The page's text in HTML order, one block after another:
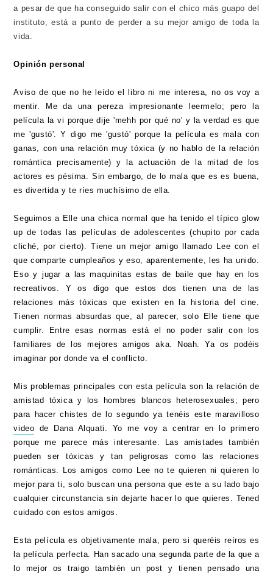
a pesar de que ha conseguido salir con el chico más guapo del
instituto, está a punto de perder a su mejor amigo de toda la
vida.
Opinión personal
Aviso de que no he leído el libro ni me interesa, no os voy a
mentir. Me da una pereza impresionante leermelo; pero la
película la vi porque dije 'mehh por qué no' y la verdad es que
me 'gustó'. Y digo me 'gustó' porque la película es mala con
ganas, con una relación muy tóxica (y no hablo de la relación
romántica precisamente) y la actuación de la mitad de los
actores es pésima. Sin embargo, de lo mala que es es buena,
es divertida y te ríes muchísimo de ella.
Seguimos a Elle una chica normal que ha tenido el típico glow
up de todas las películas de adolescentes (chupito por cada
cliché, por cierto). Tiene un mejor amigo llamado Lee con el
que comparte cumpleaños y eso, aparentemente, les ha unido.
Eso y jugar a las maquinitas estas de baile que hay en los
recreativos. Y os digo que estos dos tienen una de las
relaciones más tóxicas que existen en la historia del cine.
Tienen normas absurdas que, al parecer, solo Elle tiene que
cumplir. Entre esas normas está el no poder salir con los
familiares de los mejores amigos aka. Noah. Ya os podéis
imaginar por donde va el conflicto.
Mis problemas principales con esta película son la relación de
amistad tóxica y los hombres blancos heterosexuales; pero
para hacer chistes de lo segundo ya tenéis este maravilloso
video de Dana Alquati. Yo me voy a centrar en lo primero
porque me parece más interesante. Las amistades también
pueden ser tóxicas y tan peligrosas como las relaciones
románticas. Los amigos como Lee no te quieren ni quieren lo
mejor para ti, solo buscan una persona que este a su lado bajo
cualquier circunstancia sin dejarte hacer lo que quieres. Tened
cuidado con estos amigos.
Esta película es objetivamente mala, pero si queréis reíros es
la película perfecta. Han sacado una segunda parte de la que a
lo mejor os traigo también un post y tienen pensado una